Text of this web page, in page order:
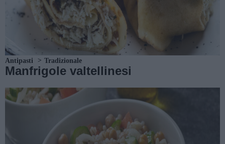
Antipasti Tradizionale
Manfrigole valtellinesi